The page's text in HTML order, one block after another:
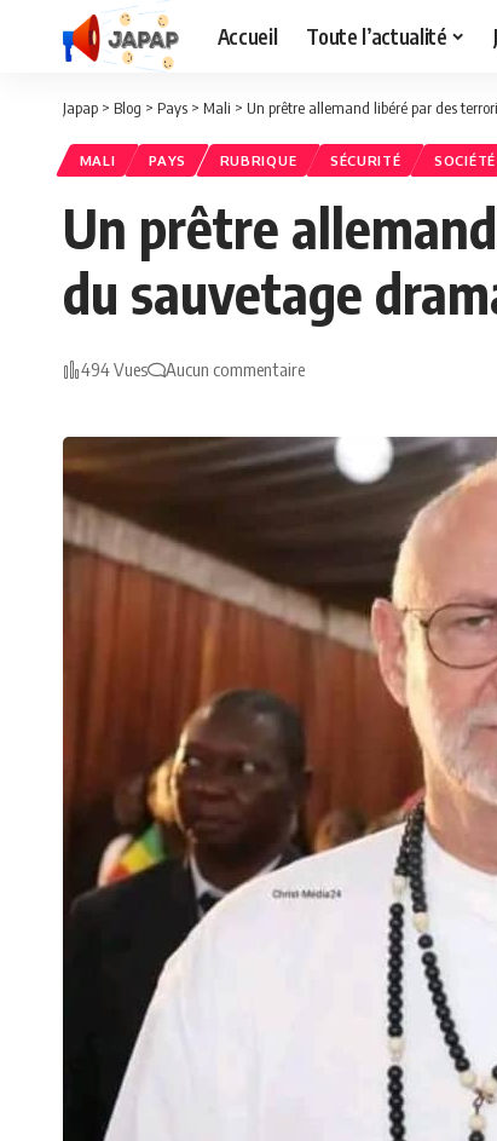
Accueil Toute l’actualité
Japap > Blog > Pays > Mali > Un prêtre allemand libéré par des
MALI PAYS RUBRIQUE SÉCURITÉ SOCIÉTÉ
Un prêtre
du sauvetage
494 Vues Aucun commentaire